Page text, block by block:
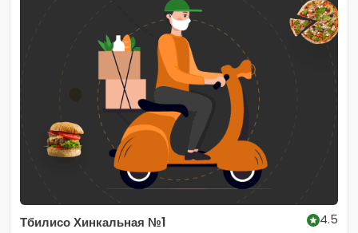
Тбилисо Хинкальная №1
4.5